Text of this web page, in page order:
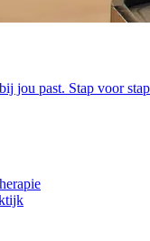
jou past. Stap voor